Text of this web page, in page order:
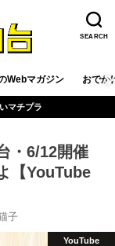
SEARCH
Webマガジン おでか
マチプラ
・6/12開催
【YouTube
子
YouTube